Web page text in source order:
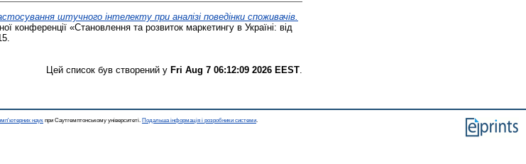
штучного інтелекту при аналізі поведінки споживачів.
конференції «Становлення та розвиток маркетингу в Україні: від
Цей список був створений у Fri Aug 7 06:12:09 2026 EEST
наук при Саутгемптонському університеті. Подальша інформація і розробники системи